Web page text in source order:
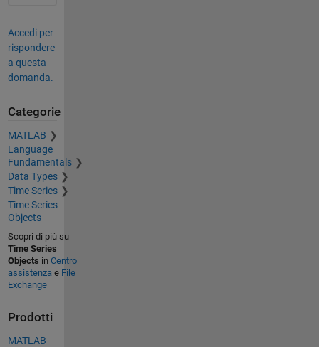
Accedi per
rispondere
a questa
domanda.
Categorie
MATLAB
Language
Fundamentals
Data Types
Time Series
Time Series
Objects
Scopri di più su
Time Series
Objects in Centro
assistenza e File
Exchange
Prodotti
MATLAB